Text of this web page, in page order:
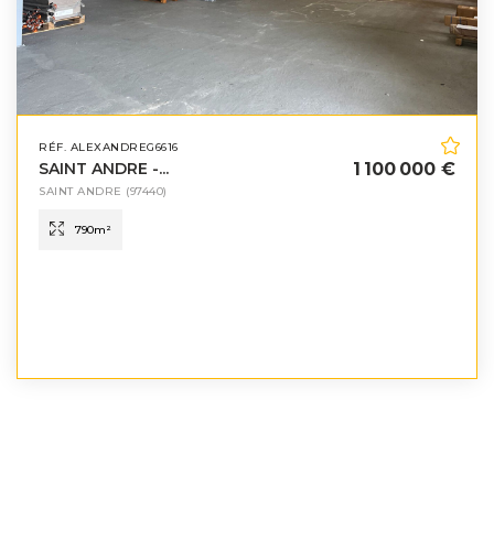
RÉF. ALEXANDREG6616
SAINT ANDRE -...
SAINT ANDRE (97440)
1 100 000 €
790m²